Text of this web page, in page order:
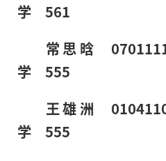
学 561
常思晗
学 555
王雄洲
学 555